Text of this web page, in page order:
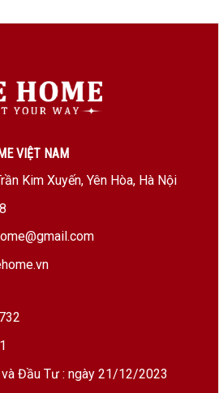
VIỆT NAM
Kim Xuyến, Yên Hòa, Hà Nội
và Đầu Tư : ngày 21/12/2023